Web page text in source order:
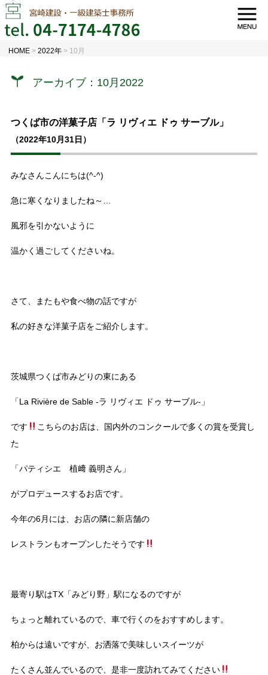
HOME >2022年 > 10月
アーカイブ：10月2022
つくば市の洋菓子店「ラ リヴィエ ドゥ サーブル」
（2022年10月31日）
みなさんこんにちは(^-^)
急に寒くなりましたね～…
風邪を引かないように
温かく過ごしてくださいね。
さて、またもや食べ物の話ですが
私の好きな洋菓子店をご紹介します。
茨城県つくば市みどりの東にある
「La Rivière de Sable -ラ リヴィエ ドゥ サーブル-」
です
こちらのお店は、国内外のコンクールで多くの賞を受賞し
た
「パティシエ 植﨑 義明さん」
がプロデュースするお店です。
今年の6月には、お店の隣に新店舗の
レストランもオープンしたそうです
最寄り駅はTX「みどり野」駅になるのですが
ちょっと離れているので、車で行くのをおすすめします。
柏からは遠いですが、お洒落で美味しいスイーツが
たくさん並んでいるので、是非一度訪れてみてください